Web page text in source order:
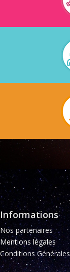
Informations
Nos partenaires
Mentions légales
Conditions